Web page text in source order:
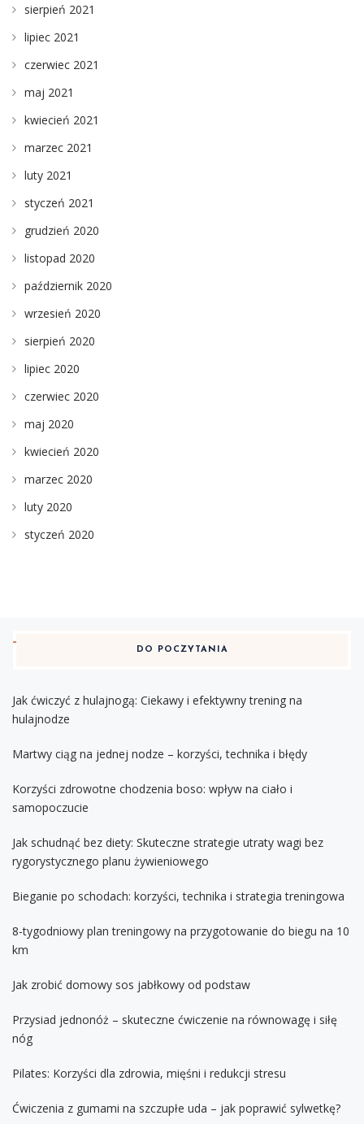
sierpień 2021
lipiec 2021
czerwiec 2021
maj 2021
kwiecień 2021
marzec 2021
luty 2021
styczeń 2021
grudzień 2020
listopad 2020
październik 2020
wrzesień 2020
sierpień 2020
lipiec 2020
czerwiec 2020
maj 2020
kwiecień 2020
marzec 2020
luty 2020
styczeń 2020
DO POCZYTANIA
Jak ćwiczyć z hulajnogą: Ciekawy i efektywny trening na
hulajnodze
Martwy ciąg na jednej nodze – korzyści, technika i błędy
Korzyści zdrowotne chodzenia boso: wpływ na ciało i
samopoczucie
Jak schudnąć bez diety: Skuteczne strategie utraty wagi bez
rygorystycznego planu żywieniowego
Bieganie po schodach: korzyści, technika i strategia treningowa
8-tygodniowy plan treningowy na przygotowanie do biegu na 10
km
Jak zrobić domowy sos jabłkowy od podstaw
Przysiad jednonóż – skuteczne ćwiczenie na równowagę i siłę
nóg
Pilates: Korzyści dla zdrowia, mięśni i redukcji stresu
Ćwiczenia z gumami na szczupłe uda – jak poprawić sylwetkę?